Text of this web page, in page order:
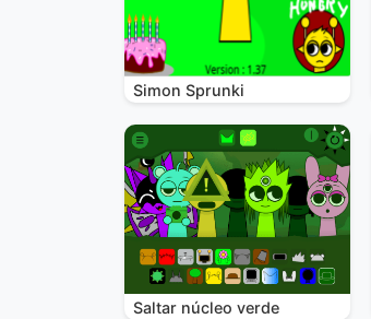
Simon Sprunki
Saltar núcleo verde